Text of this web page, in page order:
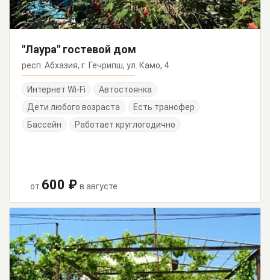
"Лаура" гостевой дом
респ. Абхазия, г. Гечрипш, ул. Камо, 4
Интернет Wi-Fi
Автостоянка
Дети любого возраста
Есть трансфер
Бассейн
Работает круглогодично
от 600 ₽ в августе